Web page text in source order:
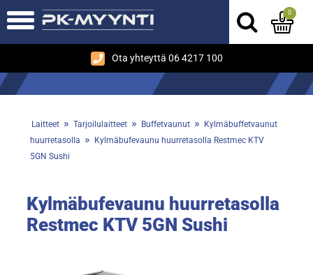
Ota yhteyttä 06 4217 100
0
Laitteet » Tarjoilulaitteet » Buffetvaunut »
Kylmäbuffetvaunut
huurretasolla »
Kylmäbufevaunu huurretasolla Restmec KTV
5GN Sushi
Kylmäbufevaunu huurretasolla
Restmec KTV 5GN Sushi